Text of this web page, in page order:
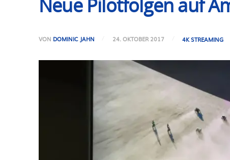
Neue Pilotfolgen auf
VON DOMINIC JAHN 24. OKTOBER 2017 4K STREAMING